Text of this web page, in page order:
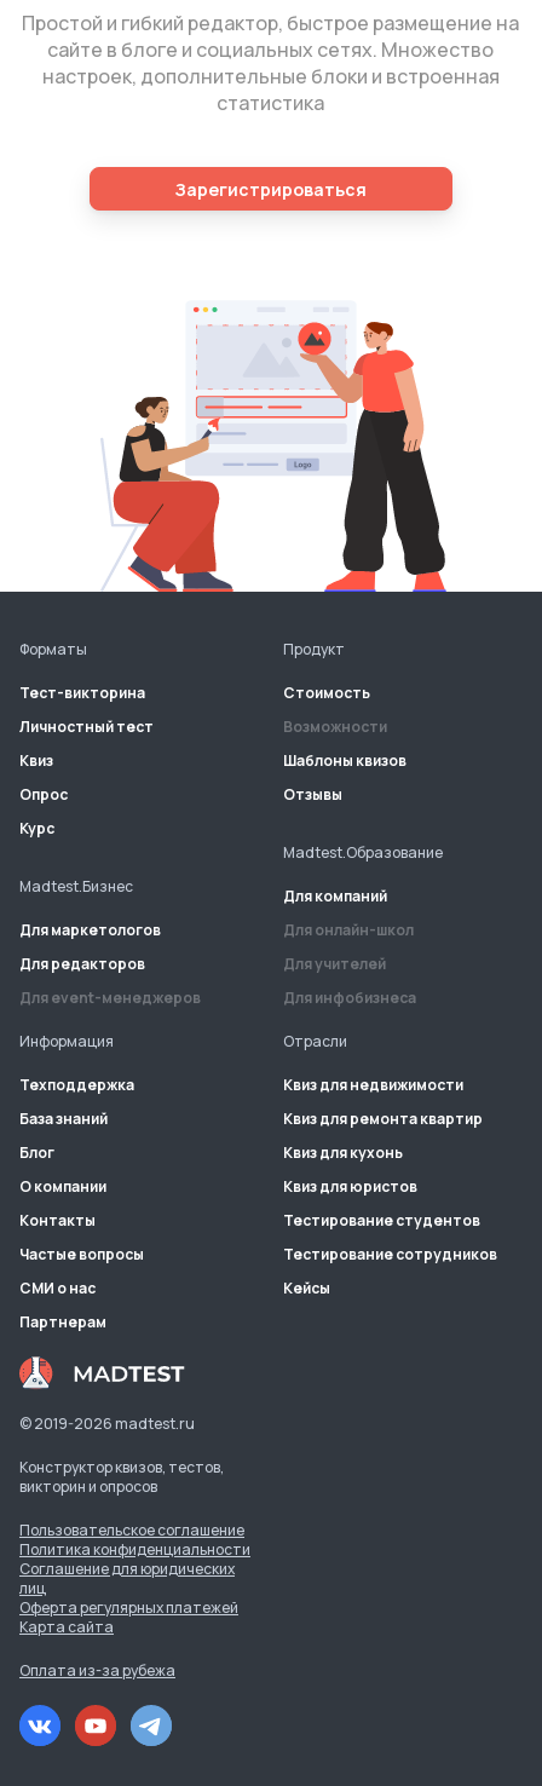
Простой и гибкий редактор, быстрое размещение на
сайте в блоге и социальных сетях. Множество
настроек, дополнительные блоки и встроенная
статистика
Зарегистрироваться
© 2019-2026madtest.ru
Конструктор квизов, тестов,
викторин и опросов
Пользовательское соглашение
Политика конфиденциальности
Соглашение для юридических
лиц
Оферта регулярных платежей
Карта сайта
Оплата из-за рубежа
Форматы
Тест-викторина
Личностный тест
Квиз
Опрос
Курс
Madtest.Бизнес
Для маркетологов
Для редакторов
Для event-менеджеров
Продукт
Стоимость
Возможности
Шаблоны квизов
Отзывы
Madtest.Образование
Для компаний
Для онлайн-школ
Для учителей
Для инфобизнеса
Информация
Техподдержка
База знаний
Блог
О компании
Контакты
Частые вопросы
СМИ о нас
Партнерам
Отрасли
Квиз для недвижимости
Квиз для ремонта квартир
Квиз для кухонь
Квиз для юристов
Тестирование студентов
Тестирование сотрудников
Кейсы